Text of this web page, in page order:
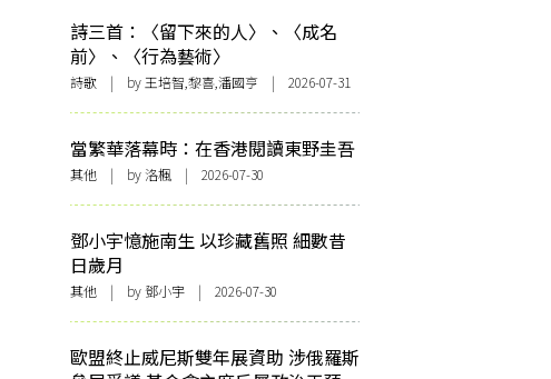
詩三首：〈留下來的人〉、〈成名
前〉、〈行為藝術〉
詩歌 | by 王培智,黎喜,潘國亨 | 2026-07-31
當繁華落幕時：在香港閱讀東野圭吾
其他 | by洛楓 | 2026-07-30
鄧小宇憶施南生 以珍藏舊照 細數昔
日歲月
其他 | by 鄧小宇 | 2026-07-30
歐盟終止威尼斯雙年展資助 涉俄羅斯